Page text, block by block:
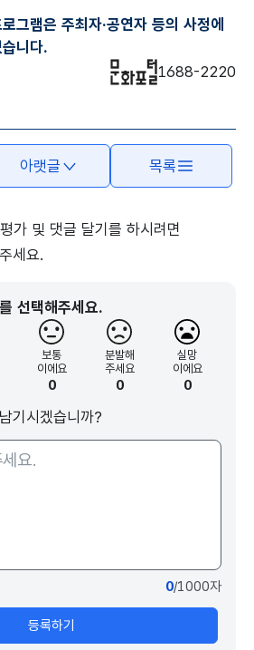
그램은 주최자·공연자 등의 사정에
니다.
1688-2220
아랫글 목록
가 및 댓글 달기를 하시려면
세요.
선택해주세요.
보통
이에요
0
분발해
주세요
0
실망
이에요
0
기시겠습니까?
0/1000자
등록하기